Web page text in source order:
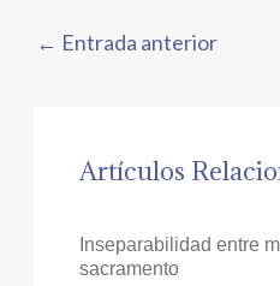
← Entrada anterior
Artículos
Inseparabilidad entre
sacramento